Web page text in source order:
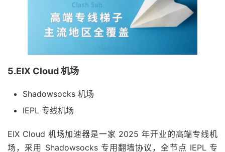
5.EIX Cloud 机场
Shadowsocks 机场
IEPL 专线机场
EIX Cloud 机场加速器是一家 2025 年开业的高端专线机
场，采用 Shadowsocks 专用翻墙协议，全节点 IEPL 专